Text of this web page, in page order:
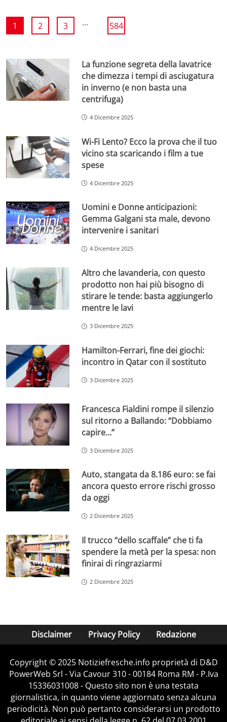
1 2 3 ... 584
La funzione segreta della lavatrice
che dimezza i tempi di asciugatura
in inverno (e non basta una
centrifuga)
4 Dicembre 2025
Wi-Fi Lento? Ecco la prova che il tuo
vicino sta scaricando i film a tue
spese
4 Dicembre 2025
Uomini e Donne anticipazioni:
Gemma Galgani sta male, devono
intervenire i sanitari
4 Dicembre 2025
Altro che lavanderia, con questo
prodotto non hai più bisogno di
stirare le tende: basta aggiungerlo
mentre le lavi
3 Dicembre 2025
Hamilton-Ferrari, fine dei giochi:
incontro in Qatar con il sostituto
3 Dicembre 2025
Francesca Fialdini rompe il silenzio
sul ritorno a Ballando: “Dobbiamo
capire…”
3 Dicembre 2025
Auto, stangata da 8.186 euro: se fai
ancora questo errore rischi grosso
da oggi
2 Dicembre 2025
Il trucco “dello scaffale” che ti fa
spendere la metà per la spesa: non
finirai di ringraziarmi
2 Dicembre 2025
Disclaimer Privacy Policy Redazione
Copyright © 2025 Notiziefresche.info proprietà di D&D
PowerWeb Srl - Via Cavour 310 - 00184 Roma RM - P.Iva
15336031008 - Questo sito non è una testata
giornalistica, in quanto viene aggiornato senza alcuna
periodicità. Non può pertanto considerarsi un prodotto